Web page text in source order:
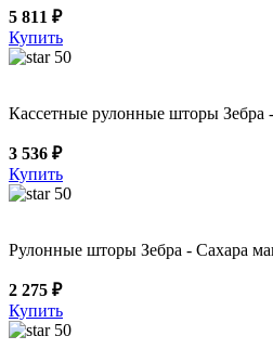
5 811 ₽
Купить
50
Кассетные рулонные шторы Зебра
3 536 ₽
Купить
50
Рулонные шторы Зебра - Сахара
2 275 ₽
Купить
50